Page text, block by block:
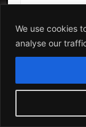
We use cookies
analyse our
Das